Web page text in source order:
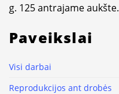
g. 125 antrajame aukšte.
Paveikslai
Visi darbai
Reprodukcijos ant drobės